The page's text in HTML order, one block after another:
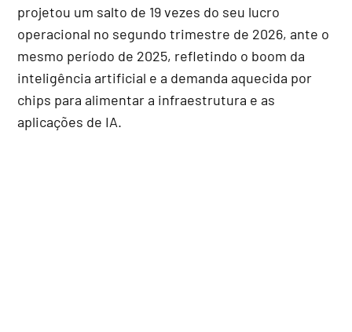
projetou um salto de 19 vezes do seu lucro
operacional no segundo trimestre de 2026, ante o
mesmo período de 2025, refletindo o boom da
inteligência artificial e a demanda aquecida por
chips para alimentar a infraestrutura e as
aplicações de IA.